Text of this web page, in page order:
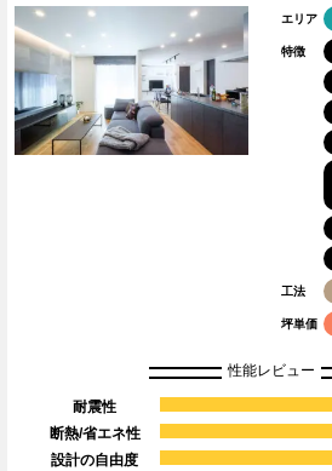
エリア
特徴
工法
坪単価
性能レビュー
耐震性
断熱/省エネ性
設計の自由度